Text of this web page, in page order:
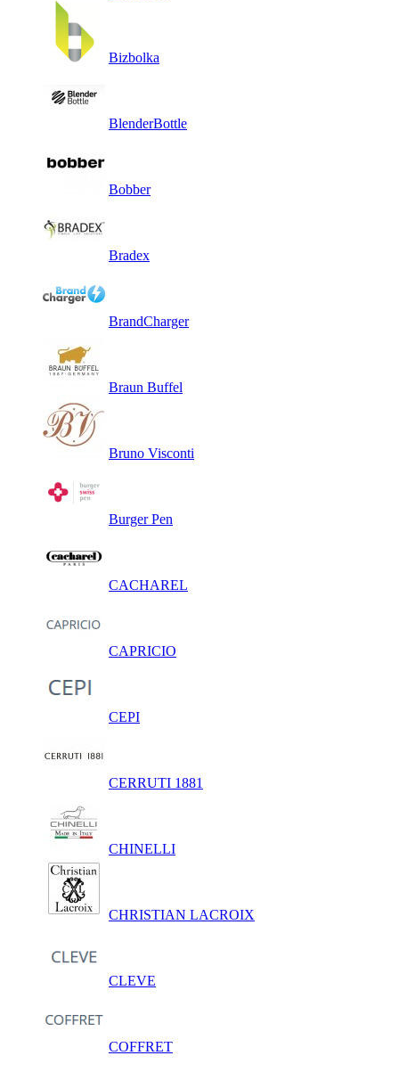
Bizbolka
BlenderBottle
Bobber
Bradex
BrandCharger
Braun Buffel
Bruno Visconti
Burger Pen
CACHAREL
CAPRICIO
CEPI
CERRUTI 1881
CHINELLI
CHRISTIAN LACROIX
CLEVE
COFFRET